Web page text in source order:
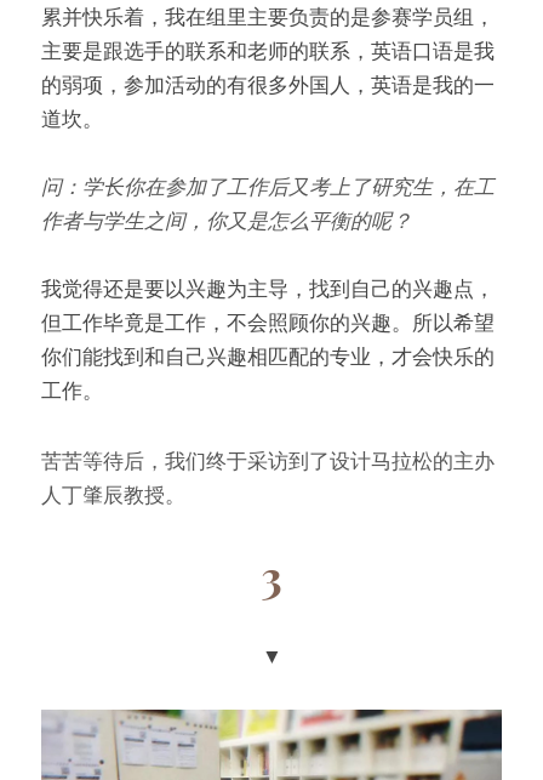
累并快乐着，我在组里主要负责的是参赛学员组，
主要是跟选手的联系和老师的联系，英语口语是我
的弱项，参加活动的有很多外国人，英语是我的一
道坎。
问：学长你在参加了工作后又考上了研究生，在工
作者与学生之间，你又是怎么平衡的呢？
我觉得还是要以兴趣为主导，找到自己的兴趣点，
但工作毕竟是工作，不会照顾你的兴趣。所以希望
你们能找到和自己兴趣相匹配的专业，才会快乐的
工作。
苦苦等待后，我们终于采访到了设计马拉松的主办
人丁肇辰教授。
3
▼